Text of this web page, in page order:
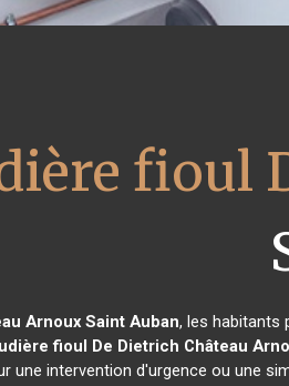
fioul
Arnoux Saint Auban, les habitants
fioul De Dietrich Château
une intervention d'urgence ou une